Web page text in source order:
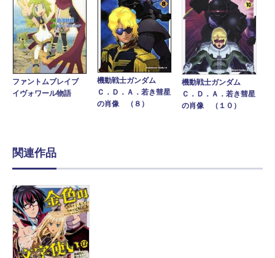
ファントムブレイブ
イヴォワール物語
機動戦士ガンダム
Ｃ．Ｄ．Ａ．若き彗星
の肖像 （８）
機動戦士ガンダム
Ｃ．Ｄ．Ａ．若き彗星
の肖像 （１０）
関連作品